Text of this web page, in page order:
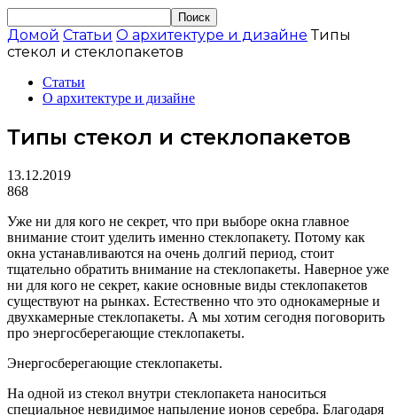
Домой Статьи О архитектуре и дизайне Типы
стекол и стеклопакетов
Статьи
О архитектуре и дизайне
Типы стекол и стеклопакетов
13.12.2019
868
Уже ни для кого не секрет, что при выборе окна главное
внимание стоит уделить именно стеклопакету. Потому как
окна устанавливаются на очень долгий период, стоит
тщательно обратить внимание на стеклопакеты. Наверное уже
ни для кого не секрет, какие основные виды стеклопакетов
существуют на рынках. Естественно что это однокамерные и
двухкамерные стеклопакеты. А мы хотим сегодня поговорить
про энергосберегающие стеклопакеты.
Энергосберегающие стеклопакеты.
На одной из стекол внутри стеклопакета наноситься
специальное невидимое напыление ионов серебра. Благодаря